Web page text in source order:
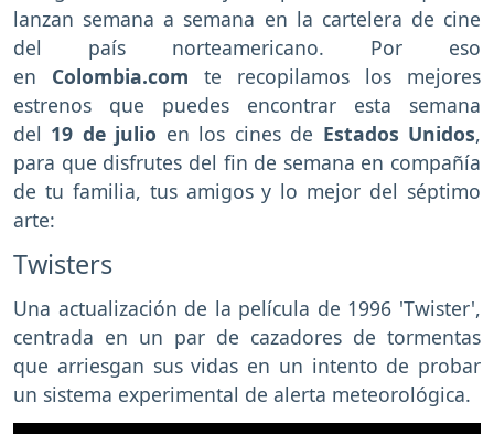
lanzan semana a semana en la cartelera de cine
del país norteamericano. Por eso
en Colombia.com te recopilamos los mejores
estrenos que puedes encontrar esta semana
del 19 de julio en los cines de Estados Unidos,
para que disfrutes del fin de semana en compañía
de tu familia, tus amigos y lo mejor del séptimo
arte:
Twisters
Una actualización de la película de 1996 'Twister',
centrada en un par de cazadores de tormentas
que arriesgan sus vidas en un intento de probar
un sistema experimental de alerta meteorológica.